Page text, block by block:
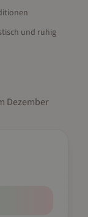
und ruhig
Dezember